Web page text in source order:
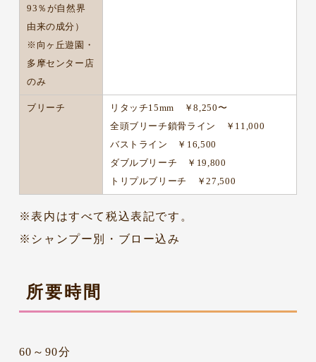
93％が自然界
由来の成分）
※向ヶ丘遊園・
多摩センター店
のみ
ブリーチ
リタッチ15mm ￥8,250〜
全頭ブリーチ鎖骨ライン ￥11,000
バストライン ￥16,500
ダブルブリーチ ￥19,800
トリプルブリーチ ￥27,500
※表内はすべて税込表記です。
※シャンプー別・ブロー込み
所要時間
60～90分